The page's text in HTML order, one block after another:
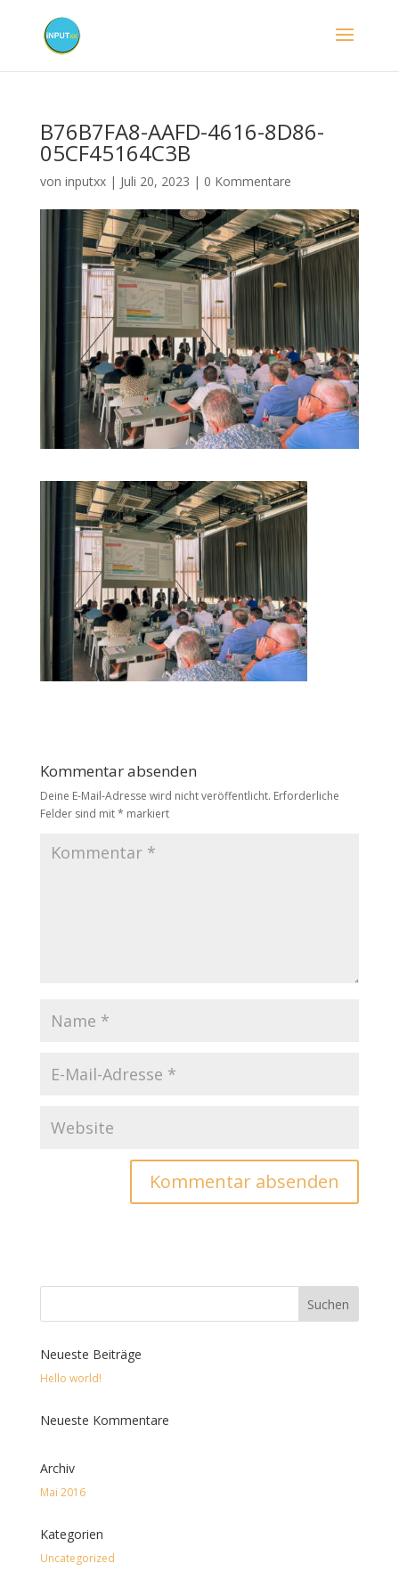
B76B7FA8-AAFD-4616-8D86-
05CF45164C3B
von inputxx| Juli 20, 2023 | 0 Kommentare
Kommentar absenden
Deine E-Mail-Adresse wird nicht veröffentlicht. Erforderliche
Felder sind mit* markiert
Neueste Beiträge
Hello world!
Neueste Kommentare
Archiv
Mai 2016
Kategorien
Uncategorized